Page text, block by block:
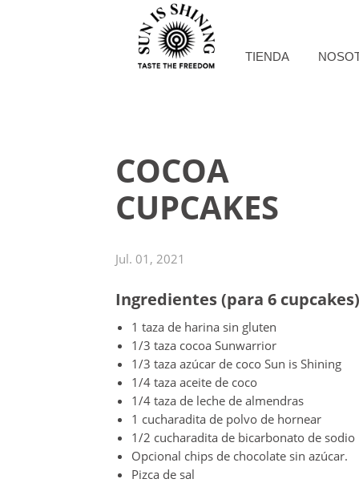
TIENDA
COCOA
CUPCAKES
Jul. 01, 2021
Ingredientes (para 6
1 taza de harina sin gluten
1/3 taza cocoa Sunwarrior
1/3 taza azúcar de coco Sun is Shining
1/4 taza aceite de coco
1/4 taza de leche de almendras
1 cucharadita de polvo de hornear
1/2 cucharadita de bicarbonato de sodio
Opcional chips de chocolate sin azúcar.
Pizca de sal